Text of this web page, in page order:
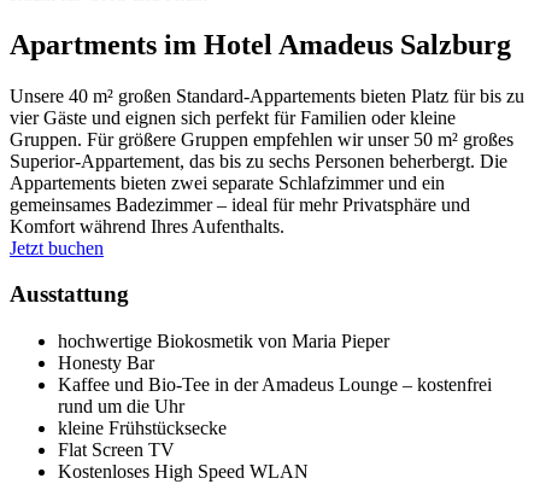
Apartments im Hotel Amadeus Salzburg
Unsere 40 m² großen Standard-Appartements bieten Platz für bis zu
vier Gäste und eignen sich perfekt für Familien oder kleine
Gruppen. Für größere Gruppen empfehlen wir unser 50 m² großes
Superior-Appartement, das bis zu sechs Personen beherbergt. Die
Appartements bieten zwei separate Schlafzimmer und ein
gemeinsames Badezimmer – ideal für mehr Privatsphäre und
Komfort während Ihres Aufenthalts.
Jetzt buchen
Ausstattung
hochwertige Biokosmetik von Maria Pieper
Honesty Bar
Kaffee und Bio-Tee in der Amadeus Lounge – kostenfrei
rund um die Uhr
kleine Frühstücksecke
Flat Screen TV
Kostenloses High Speed WLAN